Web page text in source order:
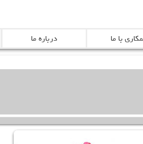
با ما درباره ما